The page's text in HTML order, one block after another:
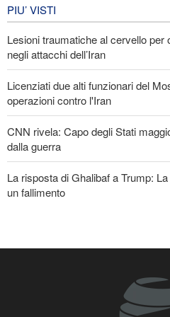
EVENTI
PIU’ VISTI
Lesioni traumatiche al cervello per
negli attacchi dell’Iran
Licenziati due alti funzionari del
operazioni contro l'Iran
CNN rivela: Capo degli Stati
dalla guerra
La risposta di Ghalibaf a Trump:
un fallimento
rivoluzionari
Un membro di spicco di
di Sicurezza non meritano attenzione